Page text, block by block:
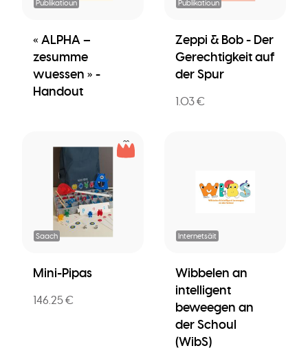
Publikatioun
« ALPHA –
zesumme
wuessen » -
Handout
Publikatioun
Zeppi & Bob - Der
Gerechtigkeit auf
der Spur
1.03 €
Saach
Mini-Pipas
146.25 €
Internetsäit
Wibbelen an
intelligent
beweegen an
der Schoul
(WibS)